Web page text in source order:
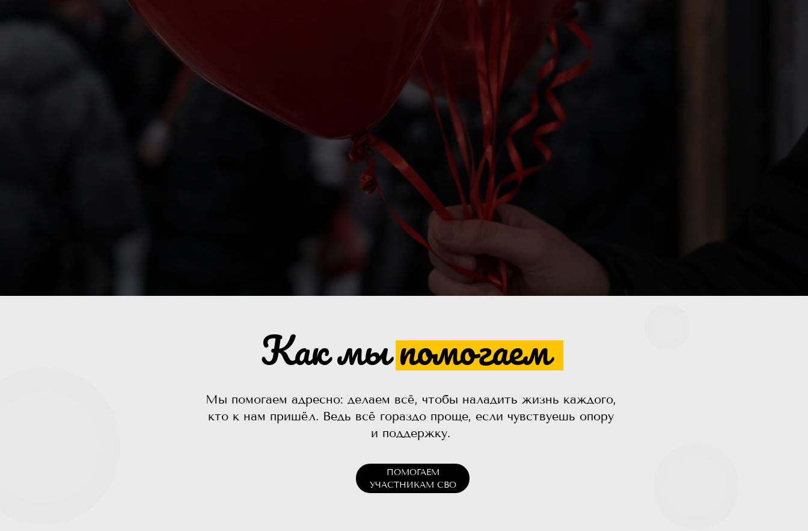
Как мы помогаем
ПОМОГАЕМ
УЧАСТНИКАМ СВО
Мы помогаем адресно: делаем всё, чтобы наладить жизнь каждого,
кто к нам пришёл. Ведь всё гораздо проще, если чувствуешь опору
и поддержку.